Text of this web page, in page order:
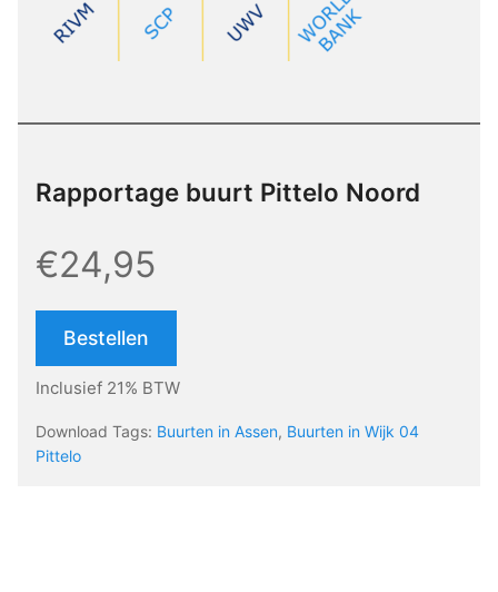
Rapportage buurt Pittelo Noord
€24,95
Bestellen
Inclusief 21% BTW
Download Tags: Buurten in Assen, Buurten in Wijk 04
Pittelo